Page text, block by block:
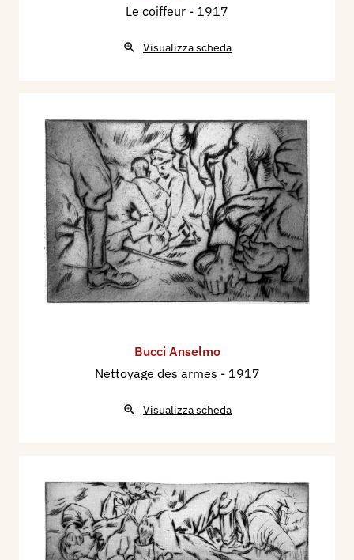
Le coiffeur - 1917
Visualizza scheda
Bucci Anselmo
Nettoyage des armes - 1917
Visualizza scheda